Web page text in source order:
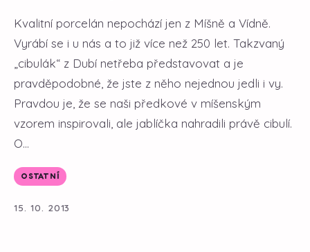
Kvalitní porcelán nepochází jen z Míšně a Vídně.
Vyrábí se i u nás a to již více než 250 let. Takzvaný
„cibulák“ z Dubí netřeba představovat a je
pravděpodobné, že jste z něho nejednou jedli i vy.
Pravdou je, že se naši předkové v míšenským
vzorem inspirovali, ale jablíčka nahradili právě cibulí.
O...
OSTATNÍ
15. 10. 2013